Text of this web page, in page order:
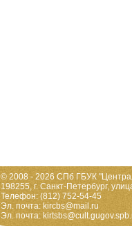
© 2008 - 2026 СПб ГБУК
198255, г. Санкт-Петербург,
Телефон: (812) 752-54-45
Эл. почта: kircbs@mail.ru
Эл. почта: